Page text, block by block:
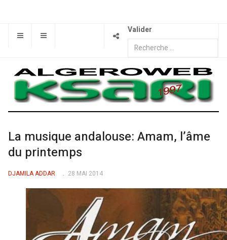
Valider
La musique andalouse: Amam, l’âme
du printemps
DJAMILA ADDAR 28 MAI 2014